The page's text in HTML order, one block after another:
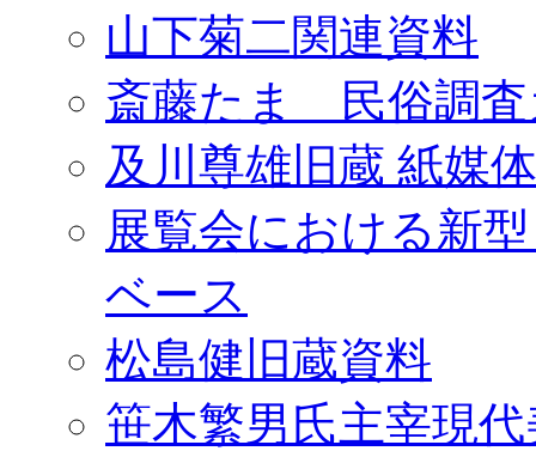
山下菊二関連資料
斎藤たま 民俗調査
及川尊雄旧蔵 紙媒
展覧会における新
ベース
松島健旧蔵資料
笹木繁男氏主宰現